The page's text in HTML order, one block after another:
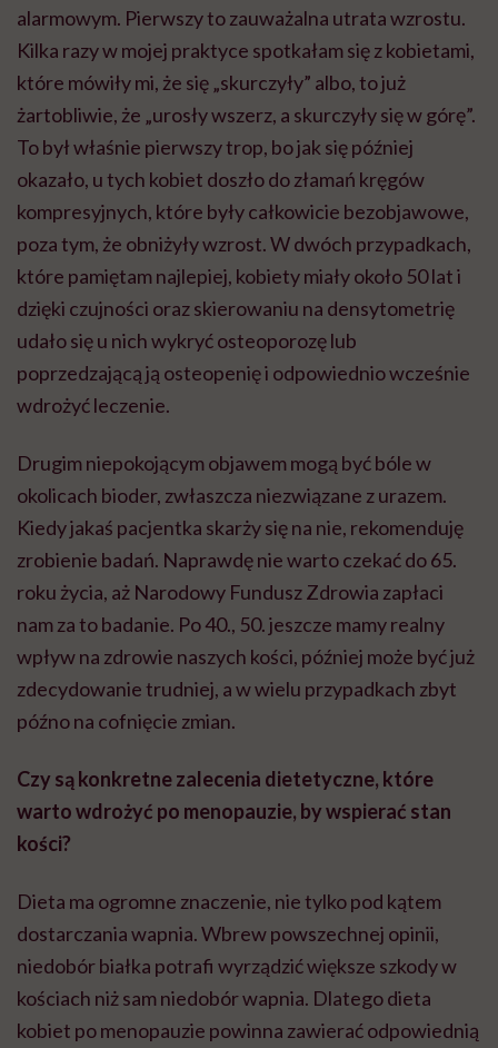
alarmowym. Pierwszy to zauważalna utrata wzrostu.
Kilka razy w mojej praktyce spotkałam się z kobietami,
które mówiły mi, że się „skurczyły” albo, to już
żartobliwie, że „urosły wszerz, a skurczyły się w górę”.
To był właśnie pierwszy trop, bo jak się później
okazało, u tych kobiet doszło do złamań kręgów
kompresyjnych, które były całkowicie bezobjawowe,
poza tym, że obniżyły wzrost. W dwóch przypadkach,
które pamiętam najlepiej, kobiety miały około 50 lat i
dzięki czujności oraz skierowaniu na densytometrię
udało się u nich wykryć osteoporozę lub
poprzedzającą ją osteopenię i odpowiednio wcześnie
wdrożyć leczenie.
Drugim niepokojącym objawem mogą być bóle w
okolicach bioder, zwłaszcza niezwiązane z urazem.
Kiedy jakaś pacjentka skarży się na nie, rekomenduję
zrobienie badań. Naprawdę nie warto czekać do 65.
roku życia, aż Narodowy Fundusz Zdrowia zapłaci
nam za to badanie. Po 40., 50. jeszcze mamy realny
wpływ na zdrowie naszych kości, później może być już
zdecydowanie trudniej, a w wielu przypadkach zbyt
późno na cofnięcie zmian.
Czy są konkretne zalecenia dietetyczne, które
warto wdrożyć po menopauzie, by wspierać stan
kości?
Dieta ma ogromne znaczenie, nie tylko pod kątem
dostarczania wapnia. Wbrew powszechnej opinii,
niedobór białka potrafi wyrządzić większe szkody w
kościach niż sam niedobór wapnia. Dlatego dieta
kobiet po menopauzie powinna zawierać odpowiednią